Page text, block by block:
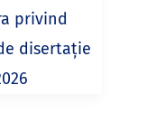
privind
disertație